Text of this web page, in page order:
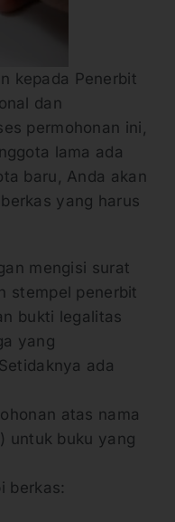
kepada Penerbit
dan
permohonan ini,
lama ada
baru, Anda akan
yang harus
mengisi surat
stempel penerbit
bukti legalitas
yang
ada
atas nama
untuk buku yang
berkas: